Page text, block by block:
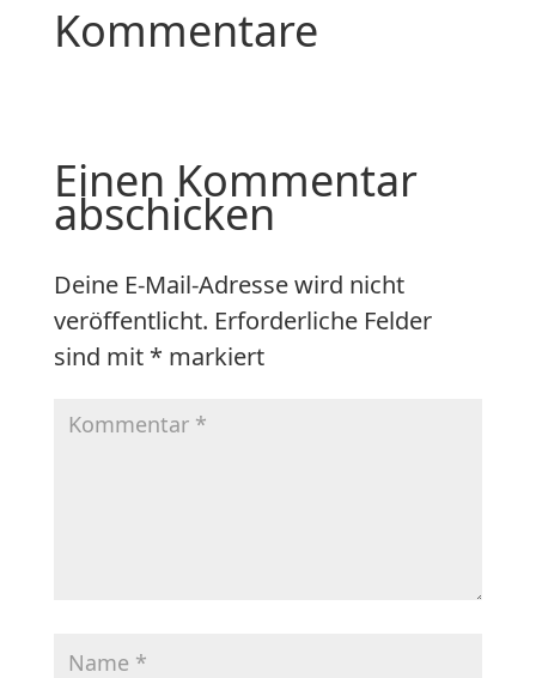
Kommentare
Einen Kommentar
abschicken
Deine E-Mail-Adresse wird nicht
veröffentlicht. Erforderliche Felder
sind mit * markiert